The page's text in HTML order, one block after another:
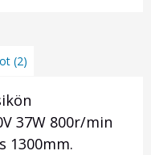
(2)
37W 800r/min
1300mm.